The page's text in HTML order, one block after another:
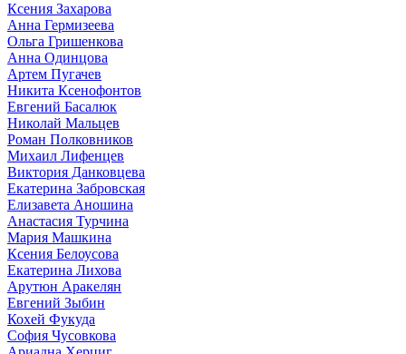
Ксения Захарова
Анна Гермизеева
Ольга Гришенкова
Анна Одинцова
Артем Пугачев
Никита Ксенофонтов
Евгений Басалюк
Николай Мальцев
Роман Полковников
Михаил Лифенцев
Виктория Данковцева
Екатерина Забровская
Елизавета Аношина
Анастасия Турчина
Мария Машкина
Ксения Белоусова
Екатерина Лихова
Арутюн Аракелян
Евгений Зыбин
Кохей Фукуда
София Чусовкова